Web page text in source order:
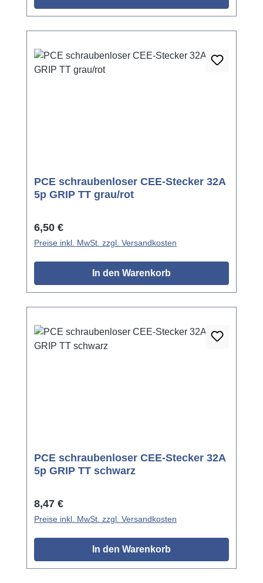
PCE schraubenloser CEE-Stecker 32A
5p GRIP TT grau/rot
Regulärer Preis:
6,50 €
Preise inkl. MwSt. zzgl. Versandkosten
In den Warenkorb
PCE schraubenloser CEE-Stecker 32A
5p GRIP TT schwarz
Regulärer Preis:
8,47 €
Preise inkl. MwSt. zzgl. Versandkosten
In den Warenkorb